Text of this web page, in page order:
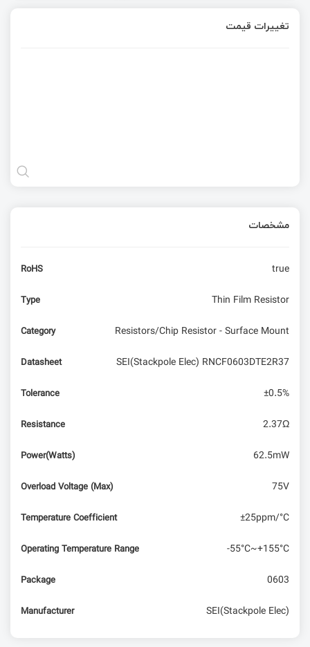
تغییرات قیمت
مشخصات
RoHS true
Type Thin Film Resistor
Category Resistors/Chip Resistor - Surface Mount
Datasheet SEI(Stackpole Elec) RNCF0603DTE2R37
Tolerance ±0.5%
Resistance 2.37Ω
Power(Watts) 62.5mW
Overload Voltage (Max) 75V
Temperature Coefficient ±25ppm/°C
Operating Temperature Range -55°C~+155°C
Package 0603
Manufacturer SEI(Stackpole Elec)